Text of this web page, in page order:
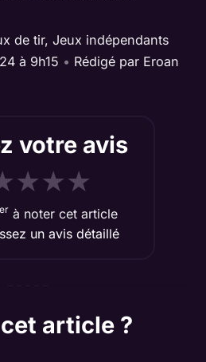
de tir, Jeux indépendants
à 9h15 • Rédigé par Eroan
votre avis
★★★
er à noter cet article
un avis détaillé
article ?